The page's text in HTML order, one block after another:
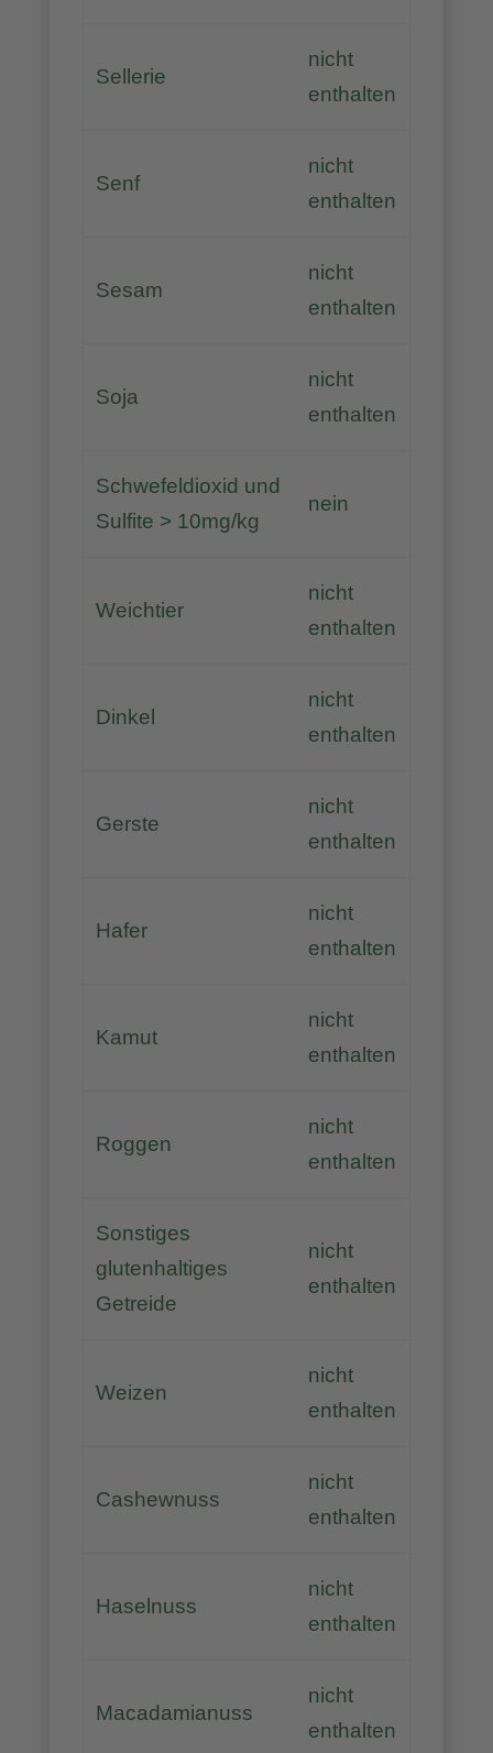
Sellerie
nicht
enthalten
Senf
nicht
enthalten
Sesam
nicht
enthalten
Soja
nicht
enthalten
Schwefeldioxid und
Sulfite > 10mg/kg
nein
Weichtier
nicht
enthalten
Dinkel
nicht
enthalten
Gerste
nicht
enthalten
Hafer
nicht
enthalten
Kamut
nicht
enthalten
Roggen
nicht
enthalten
Sonstiges
glutenhaltiges
Getreide
nicht
enthalten
Weizen
nicht
enthalten
Cashewnuss
nicht
enthalten
Haselnuss
nicht
enthalten
Macadamianuss
nicht
enthalten